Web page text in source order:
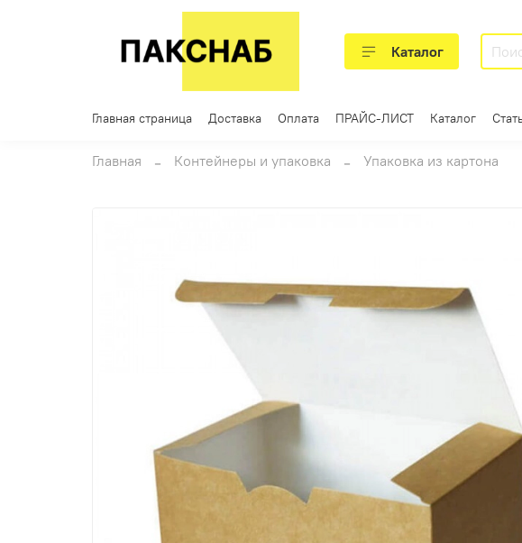
Каталог
Главная страница Доставка Оплата ПРАЙС-ЛИСТ Каталог
Главная Контейнеры и упаковка Упаковка из картона